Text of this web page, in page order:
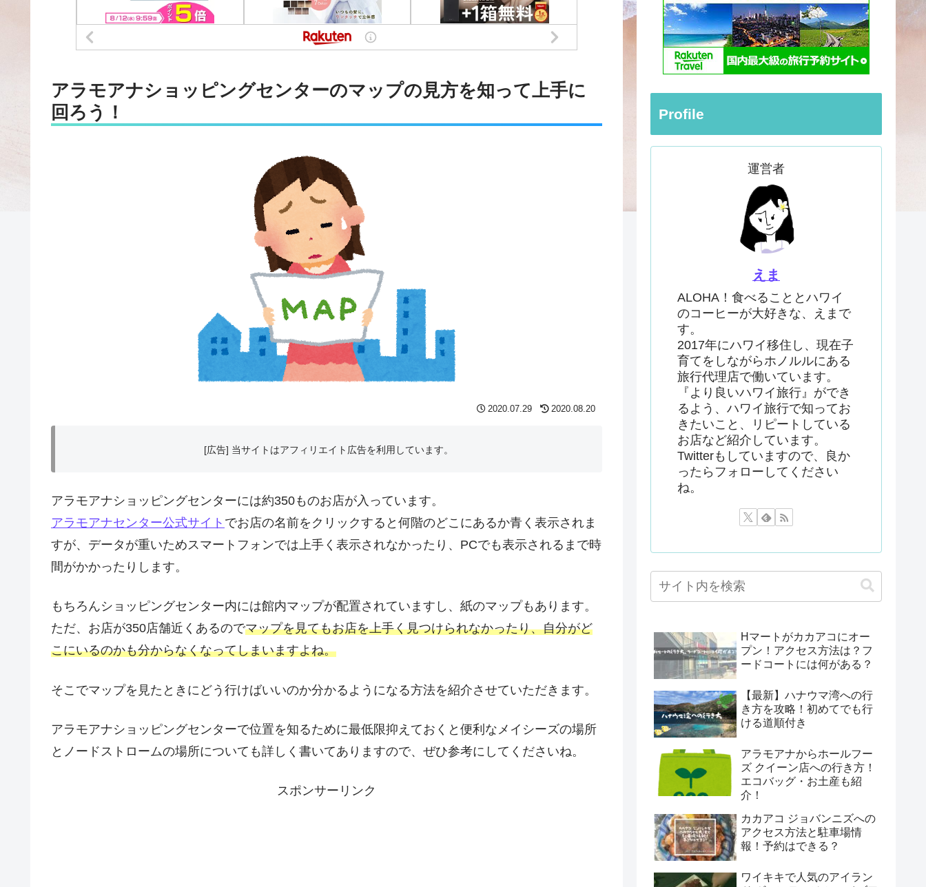
アラモアナショッピングセンターのマップの見方を知って上手に
回ろう！
2020.07.29 2020.08.20
[広告] 当サイトはアフィリエイト広告を利用しています。
アラモアナショッピングセンターには約350ものお店が入っています。
アラモアナセンター公式サイト でお店の名前をクリックすると何階のどこにあるか青く表示されま
すが、データが重いためスマートフォンでは上手く表示されなかったり、PCでも表示されるまで時
間がかかったりします。
もちろんショッピングセンター内には館内マップが配置されていますし、紙のマップもあります。
ただ、お店が350店舗近くあるのでマップを見てもお店を上手く見つけられなかったり、自分がど
こにいるのかも分からなくなってしまいますよね。
そこでマップを見たときにどう行けばいいのか分かるようになる方法を紹介させていただきます。
アラモアナショッピングセンターで位置を知るために最低限抑えておくと便利なメイシーズの場所
とノードストロームの場所についても詳しく書いてありますので、ぜひ参考にしてくださいね。
スポンサーリンク
Profile
運営者
えま
ALOHA！食べることとハワイ
のコーヒーが大好きな、えまで
す。
2017年にハワイ移住し、現在子
育てをしながらホノルルにある
旅行代理店で働いています。
『より良いハワイ旅行』ができ
るよう、ハワイ旅行で知ってお
きたいこと、リピートしている
お店など紹介しています。
Twitterもしていますので、良か
ったらフォローしてください
ね。
Hマートがカカアコにオー
プン！アクセス方法は？フ
ードコートには何がある？
【最新】ハナウマ湾への行
き方を攻略！初めてでも行
ける道順付き
アラモアナからホールフー
ズ クイーン店への行き方！
エコバッグ・お土産も紹
介！
カカアコ ジョバンニズへの
アクセス方法と駐車場情
報！予約はできる？
ワイキキで人気のアイラン